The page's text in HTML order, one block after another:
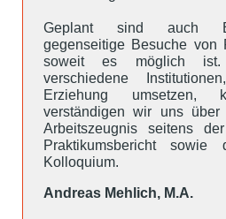
Geplant sind auch
gegenseitige Besuche von
soweit es möglich
verschiedene
Erziehung umsetzen,
verständigen wir uns
Arbeitszeugnis seitens
Praktikumsbericht sowie
Kolloquium.
Andreas Mehlich, M.A.